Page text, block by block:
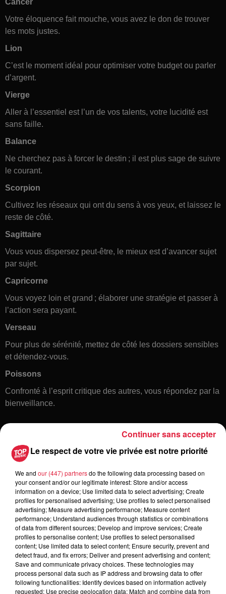
Votre éloquence fait mouche, vous avez le don de trouver
les mots justes.
Lion
C’est le moment idéal pour optimiser votre budget ou parler
d’argent.
Vierge
Aller à l’essentiel est l’un de vos talents, votre lucidité est
sans faille.
Balance
Ne cherchez pas à forcer le destin ; il est plus sage de suivre
le courant.
Scorpion
Cultivez les réseaux qui ont du sens à vos yeux, et laissez le
reste de côté.
Sagittaire
Vous vous dispersez peut-être, le mieux est d’avancer sujet
par sujet.
Capricorne
Vous voyez loin et grand ; élaborer une stratégie et passer à
l’action sera payant.
Verseau
Pour plus de sérénité, mettez de côté les dossiers sensibles
et détendez-vous.
Poissons
Confronté à l’esprit critique des autres, vous répondez par la
bienveillance.
Toute l'actu
6 août 2026
À Hoerdt, de l’eau brune sort des
robinets
Le respect de votre vie privée est notre priorité
We and our (447) partnersdo the following data processing based on
your consent and/or our legitimate interest: Store and/or access
information on a device; Use limited data to select advertising; Create
profiles for personalised advertising; Use profiles to select personalised
advertising; Measure advertising performance; Measure content
performance; Understand audiences through statistics or combinations
of data from different sources; Develop and improve services; Create
profiles to personalise content; Use profiles to select personalised
content; Use limited data to select content; Ensure security, prevent and
detect fraud, and fix errors; Deliver and present advertising and content;
Save and communicate privacy choices. These technologies may
process personal data such as IP address and browsing data to offer
following functionalities: Identify devices based on information actively
requested; Use precise geolocation data; Match and combine data from
Continuer sans accepter